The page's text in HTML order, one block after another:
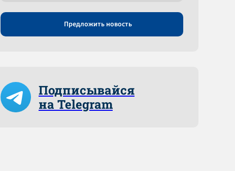
Предложить новость
Подписывайся
на Telegram